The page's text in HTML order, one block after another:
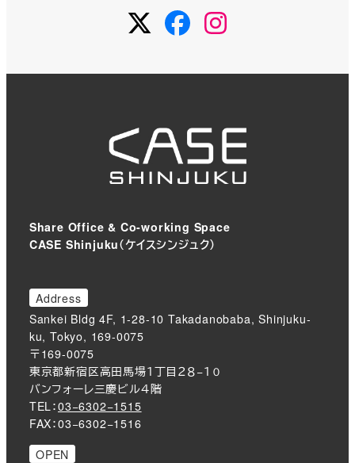
TwitterFacebook
Share Office & Co-working Space
CASE Shinjuku（ケイスシンジュク）
Address
Sankei Bldg 4F, 1-28-10 Takadanobaba, Shinjuku-
ku, Tokyo, 169-0075
〒169-0075
東京都新宿区高田馬場１丁目２８−１０
バンフォーレ三慶ビル４階
TEL：03−6302−1515
FAX：03−6302−1516
OPEN